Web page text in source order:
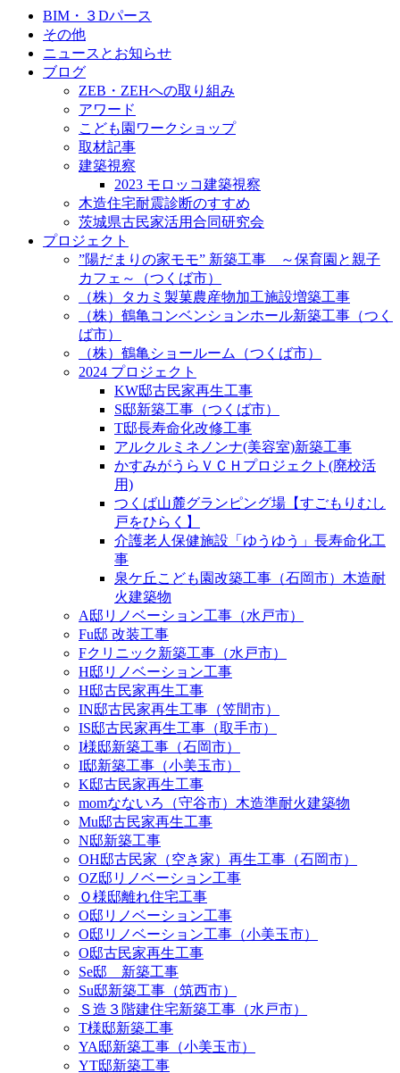
BIM・３Dパース
その他
ニュースとお知らせ
ブログ
ZEB・ZEHへの取り組み
アワード
こども園ワークショップ
取材記事
建築視察
2023 モロッコ建築視察
木造住宅耐震診断のすすめ
茨城県古民家活用合同研究会
プロジェクト
”陽だまりの家モモ” 新築工事 ～保育園と親子
カフェ～（つくば市）
（株）タカミ製菓農産物加工施設増築工事
（株）鶴亀コンベンションホール新築工事（つく
ば市）
（株）鶴亀ショールーム（つくば市）
2024 プロジェクト
KW邸古民家再生工事
S邸新築工事（つくば市）
T邸長寿命化改修工事
アルクルミネノンナ(美容室)新築工事
かすみがうらＶＣＨプロジェクト(廃校活
用)
つくば山麓グランピング場【すごもりむし
戸をひらく】
介護老人保健施設「ゆうゆう」長寿命化工
事
泉ケ丘こども園改築工事（石岡市）木造耐
火建築物
A邸リノベーション工事（水戸市）
Fu邸 改装工事
Fクリニック新築工事（水戸市）
H邸リノベーション工事
H邸古民家再生工事
IN邸古民家再生工事（笠間市）
IS邸古民家再生工事（取手市）
I様邸新築工事（石岡市）
I邸新築工事（小美玉市）
K邸古民家再生工事
momなないろ（守谷市）木造準耐火建築物
Mu邸古民家再生工事
N邸新築工事
OH邸古民家（空き家）再生工事（石岡市）
OZ邸リノベーション工事
Ｏ様邸離れ住宅工事
O邸リノベーション工事
O邸リノベーション工事（小美玉市）
O邸古民家再生工事
Se邸 新築工事
Su邸新築工事（筑西市）
Ｓ造３階建住宅新築工事（水戸市）
T様邸新築工事
YA邸新築工事（小美玉市）
YT邸新築工事